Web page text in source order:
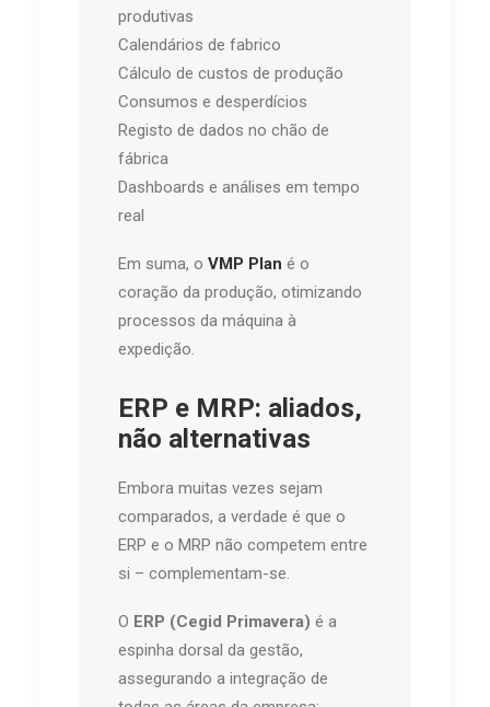
produtivas
Calendários de fabrico
Cálculo de custos de produção
Consumos e desperdícios
Registo de dados no chão de
fábrica
Dashboards e análises em tempo
real
Em suma, o VMP Plan é o
coração da produção, otimizando
processos da máquina à
expedição.
ERP e MRP: aliados,
não alternativas
Embora muitas vezes sejam
comparados, a verdade é que o
ERP e o MRP não competem entre
si – complementam-se.
O ERP (Cegid Primavera) é a
espinha dorsal da gestão,
assegurando a integração de